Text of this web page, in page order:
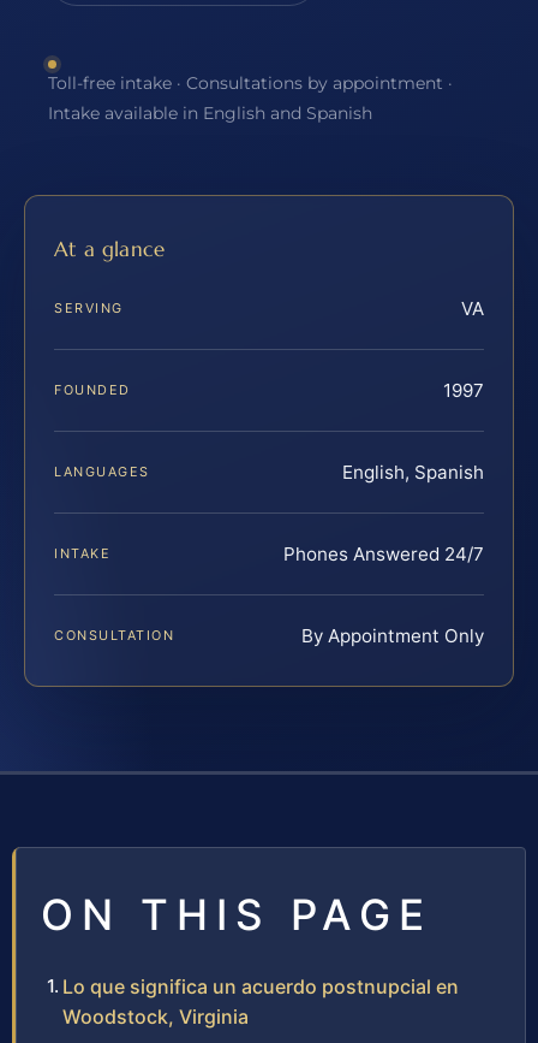
Toll-free intake · Consultations by appointment ·
Intake available in English and Spanish
At a glance
SERVING VA
FOUNDED 1997
LANGUAGES English, Spanish
INTAKE Phones Answered 24/7
CONSULTATION By Appointment Only
ON THIS PAGE
Lo que significa un acuerdo postnupcial en
Woodstock, Virginia